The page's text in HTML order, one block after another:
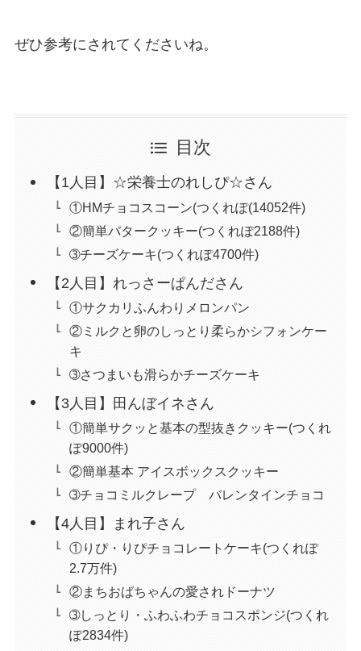
ぜひ参考にされてくださいね。
目次
【1人目】☆栄養士のれしぴ☆さん
①HMチョコスコーン(つくれぽ(14052件)
②簡単バタークッキー(つくれぽ2188件)
➂チーズケーキ(つくれぽ4700件)
【2人目】れっさーぱんださん
①サクカリふんわりメロンパン
②ミルクと卵のしっとり柔らかシフォンケー
キ
➂さつまいも滑らかチーズケーキ
【3人目】田んぼイネさん
①簡単サクッと基本の型抜きクッキー(つくれ
ぽ9000件)
②簡単基本 アイスボックスクッキー
➂チョコミルクレープ バレンタインチョコ
【4人目】まれ子さん
①りぴ・りぴチョコレートケーキ(つくれぽ
2.7万件)
②まちおばちゃんの愛されドーナツ
➂しっとり・ふわふわチョコスポンジ(つくれ
ぽ2834件)